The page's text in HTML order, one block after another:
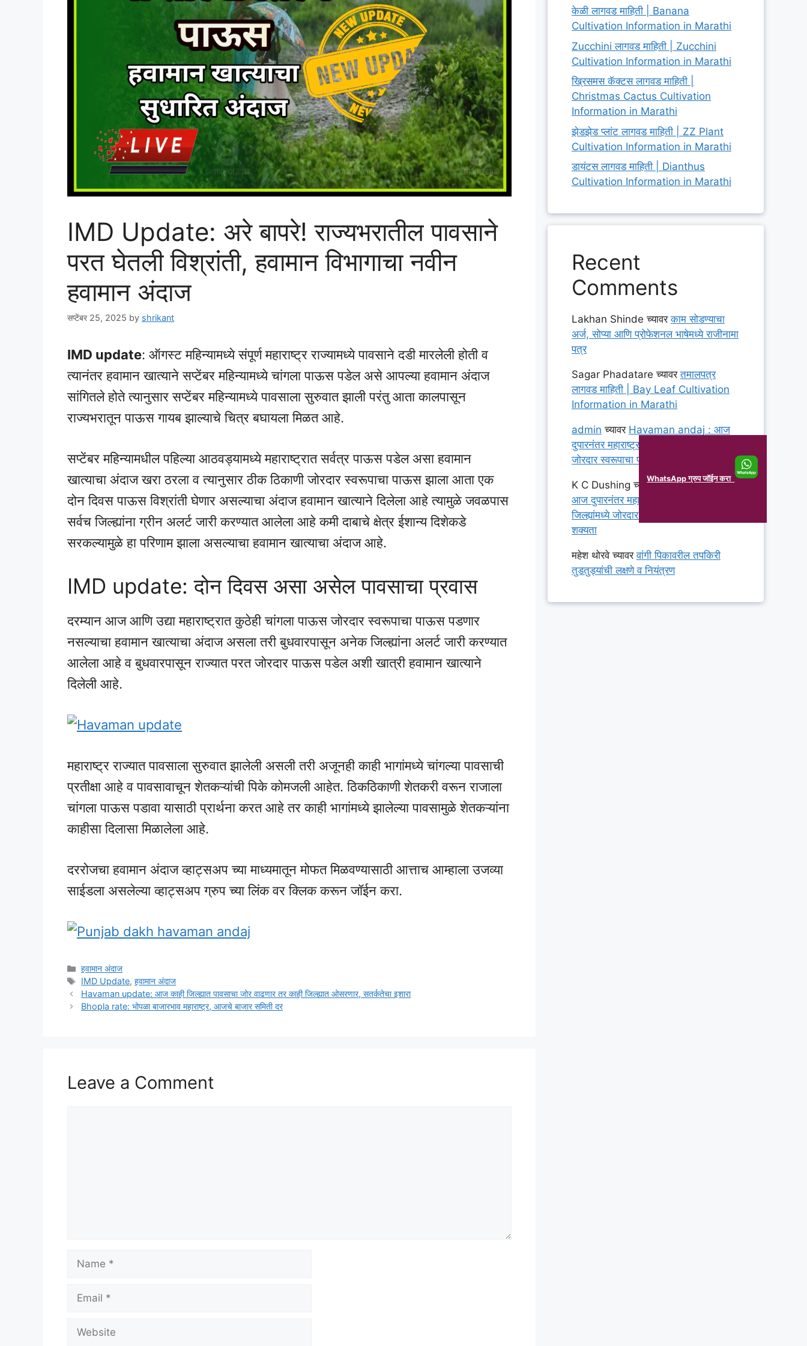
IMD Update: अरे बापरे! राज्यभरातील पावसाने
परत घेतली विश्रांती, हवामान विभागाचा नवीन
हवामान अंदाज
सप्टेंबर 25, 2025 by shrikant
IMD update: ऑगस्ट महिन्यामध्ये संपूर्ण महाराष्ट्र राज्यामध्ये पावसाने दडी मारलेली होती व
त्यानंतर हवामान खात्याने सप्टेंबर महिन्यामध्ये चांगला पाऊस पडेल असे आपल्या हवामान अंदाज
सांगितले होते त्यानुसार सप्टेंबर महिन्यामध्ये पावसाला सुरुवात झाली परंतु आता कालपासून
राज्यभरातून पाऊस गायब झाल्याचे चित्र बघायला मिळत आहे.
सप्टेंबर महिन्यामधील पहिल्या आठवड्यामध्ये महाराष्ट्रात सर्वत्र पाऊस पडेल असा हवामान
खात्याचा अंदाज खरा ठरला व त्यानुसार ठीक ठिकाणी जोरदार स्वरूपाचा पाऊस झाला आता एक
दोन दिवस पाऊस विश्रांती घेणार असल्याचा अंदाज हवामान खात्याने दिलेला आहे त्यामुळे जवळपास
सर्वच जिल्ह्यांना ग्रीन अलर्ट जारी करण्यात आलेला आहे कमी दाबाचे क्षेत्र ईशान्य दिशेकडे
सरकल्यामुळे हा परिणाम झाला असल्याचा हवामान खात्याचा अंदाज आहे.
IMD update: दोन दिवस असा असेल पावसाचा प्रवास
दरम्यान आज आणि उद्या महाराष्ट्रात कुठेही चांगला पाऊस जोरदार स्वरूपाचा पाऊस पडणार
नसल्याचा हवामान खात्याचा अंदाज असला तरी बुधवारपासून अनेक जिल्ह्यांना अलर्ट जारी करण्यात
आलेला आहे व बुधवारपासून राज्यात परत जोरदार पाऊस पडेल अशी खात्री हवामान खात्याने
दिलेली आहे.
महाराष्ट्र राज्यात पावसाला सुरुवात झालेली असली तरी अजूनही काही भागांमध्ये चांगल्या पावसाची
प्रतीक्षा आहे व पावसावाचून शेतकऱ्यांची पिके कोमजली आहेत. ठिकठिकाणी शेतकरी वरून राजाला
चांगला पाऊस पडावा यासाठी प्रार्थना करत आहे तर काही भागांमध्ये झालेल्या पावसामुळे शेतकऱ्यांना
काहीसा दिलासा मिळालेला आहे.
दररोजचा हवामान अंदाज व्हाट्सअप च्या माध्यमातून मोफत मिळवण्यासाठी आत्ताच आम्हाला उजव्या
साईडला असलेल्या व्हाट्सअप ग्रुप च्या लिंक वर क्लिक करून जॉईन करा.
Categories
हवामान अंदाज
Tags
IMD Update,हवामान अंदाज
Havaman update: आज काही जिल्ह्यात पावसाचा जोर वाढणार तर काही जिल्ह्यात ओसरणार, सतर्कतेचा इशारा
Bhopla rate: भोपळा बाजारभाव महाराष्ट्र, आजचे बाजार समिती दर
Leave a Comment
Name
Email
Website
केळी लागवड माहिती | Banana
Cultivation Information in Marathi
Zucchini लागवड माहिती | Zucchini
Cultivation Information in Marathi
ख्रिसमस कॅक्टस लागवड माहिती |
Christmas Cactus Cultivation
Information in Marathi
झेडझेड प्लांट लागवड माहिती | ZZ Plant
Cultivation Information in Marathi
डायंटस लागवड माहिती | Dianthus
Cultivation Information in Marathi
Recent
Comments
Lakhan Shinde च्यावरकाम सोडण्याचा
अर्ज, सोप्या आणि प्रोफेशनल भाषेमध्ये राजीनामा
पत्र
Sagar Phadatare च्यावरतमालपत्र
लागवड माहिती | Bay Leaf Cultivation
Information in Marathi
admin च्यावर Havaman andaj : आज
दुपारनंतर महाराष्ट्रातील या १४ जिल्ह्यांमध्ये
जोरदार स्वरूपाचा पाऊस पडण्याची शक्यता
K C Dushing च्यावरHavaman andaj :
आज दुपारनंतर महाराष्ट्रातील या १४
जिल्ह्यांमध्ये जोरदार स्वरूपाचा पाऊस पडण्याची
शक्यता
महेश थोरवेच्यावरवांगी पिकावरील तपकिरी
तुडतुड्यांची लक्षणे व नियंत्रण
WhatsApp ग्रुप जॉईन करा